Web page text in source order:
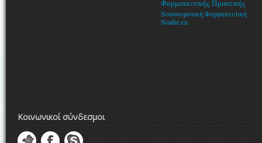
Φαρμακευτικής Πρακτικής
Νοσοκομειακή Φαρμακευτική
Nosfar.eu
Κοινωνικοί σύνδεσμοι